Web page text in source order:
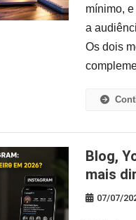
mínimo,
a
Os dois
Blog, YouTube ou Instagram: qual realmente gera
mais
07/07/